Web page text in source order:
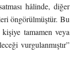
hâlinde, diğer
öngörülmüştür. Bu
tamamen veya
vurgulanmıştır”